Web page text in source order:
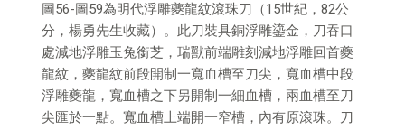
圖56-圖59為明代浮雕夔龍紋滾珠刀（15世紀，82公
分，楊勇先生收藏）。此刀裝具銅浮雕鎏金，刀吞口
處減地浮雕玉兔銜芝，瑞獸前端雕刻減地浮雕回首夔
龍紋，夔龍紋前段開制一寬血槽至刀尖，寬血槽中段
浮雕夔龍，寬血槽之下另開制一細血槽，兩血槽至刀
尖匯於一點。寬血槽上端開一窄槽，內有原滾珠。刀